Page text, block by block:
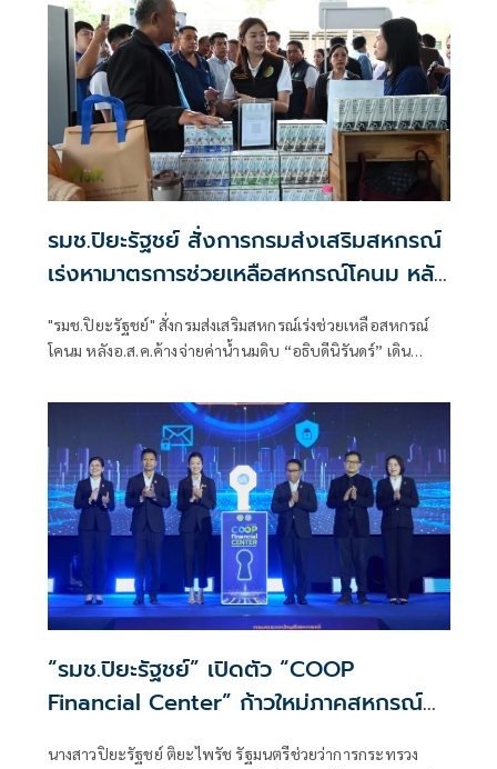
รมช.ปิยะรัฐชย์ สั่งการกรมส่งเสริมสหกรณ์
เร่งหามาตรการช่วยเหลือสหกรณ์โคนม หลัง
อ.ส.ค.ค้างจ่ายค่าน้ำนมดิบ เตรียมงบ กพส.
350 ล.กู้ยืมดอกเบี้ยต่ำกรณีพิเศษเสริม
"รมช.ปิยะรัฐชย์" สั่งกรมส่งเสริมสหกรณ์เร่งช่วยเหลือสหกรณ์
โคนม หลังอ.ส.ค.ค้างจ่ายค่าน้ำนมดิบ “อธิบดีนิรันดร์” เดิน
โคนม พร้อมเผยปีนี้เตรียมเงินกพส.ดอกเบี้ยต่ำไว้ 350 ล้านบาท
ให้สหกรณ์กู้ยืมเป็นกรณีพิเศษ เพื่อเสริมสภาพคล่องดำเนินธุรกิจ
สหกรณ์โคนม
“รมช.ปิยะรัฐชย์” เปิดตัว “COOP
Financial Center” ก้าวใหม่ภาคสหกรณ์
นางสาวปิยะรัฐชย์ ติยะไพรัช รัฐมนตรีช่วยว่าการกระทรวง